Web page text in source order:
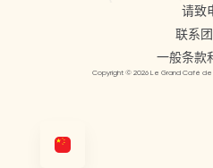
请致
联系
一般条款
Copyright © 2026 Le Grand Café de